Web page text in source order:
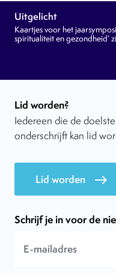
Uitgelicht
Kaartjes voor het
spiritualiteit en gezondheid’
Lid worden?
Iedereen die de
onderschrijft kan lid
Lid worden east
Schrijf je in voor de